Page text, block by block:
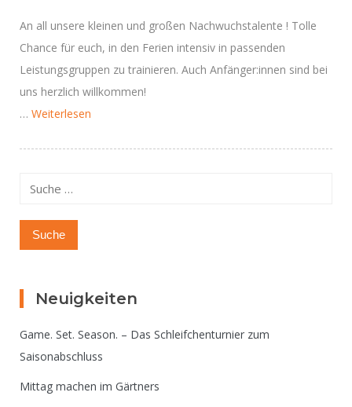
An all unsere kleinen und großen Nachwuchstalente ! Tolle
Chance für euch, in den Ferien intensiv in passenden
Leistungsgruppen zu trainieren. Auch Anfänger:innen sind bei
uns herzlich willkommen!
… Weiterlesen
Suche
Neuigkeiten
Game. Set. Season. – Das Schleifchenturnier zum
Saisonabschluss
Mittag machen im Gärtners